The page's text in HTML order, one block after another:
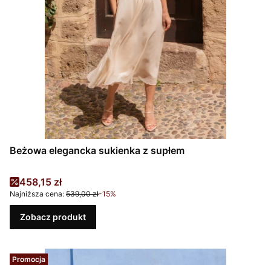
Beżowa elegancka sukienka z supłem
Cena promocyjna
458,15 zł
Najniższa cena: 539,00 zł-15%
Zobacz produkt
Promocja